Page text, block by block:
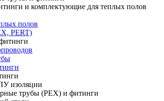
и комплектующие для теплых полов
полов
PERT)
изоляции
трубы (РЕХ) и фитинги